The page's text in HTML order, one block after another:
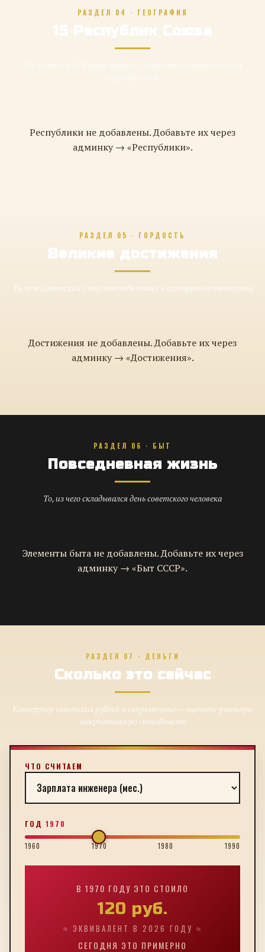
РАЗДЕЛ 04 · ГЕОГРАФИЯ
15 Республик Союза
Республики не добавлены. Добавьте их через
админку → «Республики».
РАЗДЕЛ 05 · ГОРДОСТЬ
Великие достижения
То, чем Советский Союз навсегда вошёл в историю человечества
Достижения не добавлены. Добавьте их через
админку → «Достижения».
РАЗДЕЛ 06 · БЫТ
Повседневная жизнь
То, из чего складывался день советского человека
Элементы быта не добавлены. Добавьте их через
админку → «Быт СССР».
РАЗДЕЛ 07 · ДЕНЬГИ
Сколько это сейчас
Конвертер советских рублей в современные — оцените реальную
покупательную способность
ЧТО СЧИТАЕМ
ГОД 1970
1960 1970 1980 1990
В 1970 ГОДУ ЭТО СТОИЛО
120 руб.
≈ ЭКВИВАЛЕНТ В 2026 ГОДУ ≈
СЕГОДНЯ ЭТО ПРИМЕРНО